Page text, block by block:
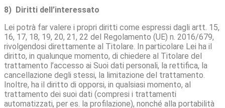
8) Diritti dell’interessato
Lei potrà far valere i propri diritti come espressi dagli artt. 15,
16, 17, 18, 19, 20, 21, 22 del Regolamento (UE) n. 2016/679,
rivolgendosi direttamente al Titolare. In particolare Lei ha il
diritto, in qualunque momento, di chiedere al Titolare del
trattamento l’accesso ai Suoi dati personali, la rettifica, la
cancellazione degli stessi, la limitazione del trattamento.
Inoltre, ha il diritto di opporsi, in qualsiasi momento, al
trattamento dei suoi dati (compresi i trattamenti
automatizzati, per es. la profilazione), nonché alla portabilità